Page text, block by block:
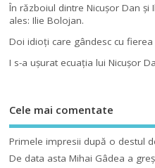
În războiul dintre Nicuşor Dan
ales: Ilie Bolojan.
Doi idioţi care gândesc cu fierea
I s-a uşurat ecuaţia lui Nicuşor
Cele mai comentate
Primele impresii după o destul
De data asta Mihai Gâdea a